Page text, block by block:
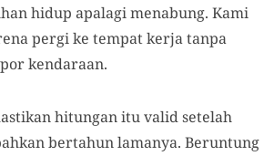
hidup apalagi menabung. Kami
pergi ke tempat kerja tanpa
kendaraan.
hitungan itu valid setelah
bertahun lamanya. Beruntung